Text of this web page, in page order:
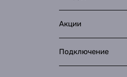
Акции
Подключение